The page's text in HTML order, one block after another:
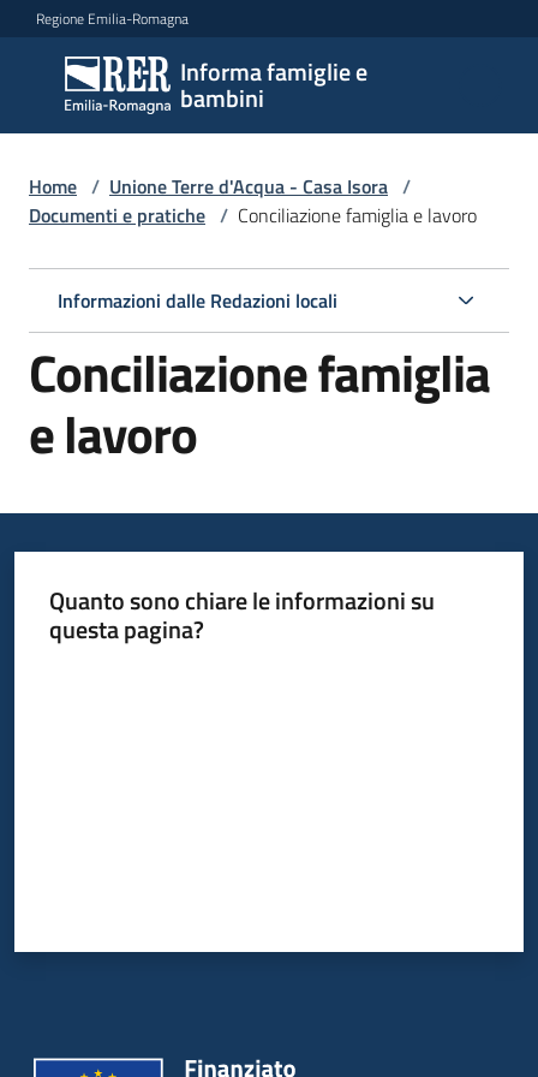
Vai al contenuto
Vai alla navigazione
Vai al footer
Regione Emilia-Romagna
Informa famiglie e
bambini
Informa
famiglie
e
bambini
Argomenti
Servizi
Centri
Informazioni
locali
Home / Unione Terre d'Acqua - Casa Isora /
Documenti e pratiche / Conciliazione famiglia e lavoro
Informazioni dalle Redazioni locali
Conciliazione famiglia
e lavoro
Quanto sono chiare le informazioni su
questa pagina?